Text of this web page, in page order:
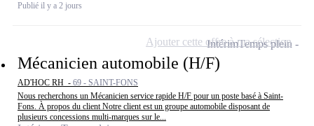
Publié il y a 2 jours
Mécanicien automobile (H/F)
AD'HOC RH - 69 - SAINT-FONS
Nous recherchons un Mécanicien service rapide H/F pour un poste basé à Saint-
Fons. À propos du client Notre client est un groupe automobile disposant de
plusieurs concessions multi-marques sur le...
IntérimTemps plein
Ajouter cette offre à ma sélection